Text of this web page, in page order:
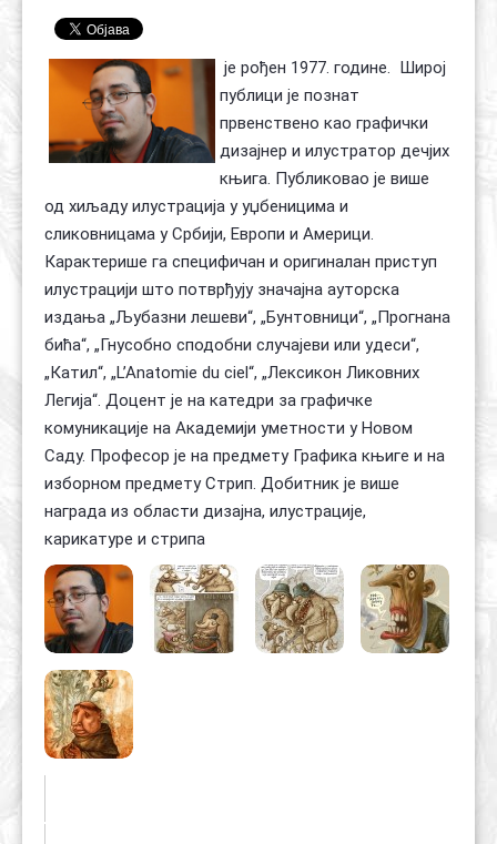
је рођен 1977. године. Широј
публици је познат
првенствено као графички
дизајнер и илустратор дечјих
књига. Публиковао је више
од хиљаду илустрација у уџбеницима и
сликовницама у Србији, Европи и Америци.
Карактерише га специфичан и оригиналан приступ
илустрацији што потврђују значајна ауторска
издања „Љубазни лешеви“, „Бунтовници“, „Прогнана
бића“, „Гнусобно сподобни случајеви или удеси“,
„Катил“, „L’Anatomie du ciel“, „Лексикон Ликовних
Легија“. Доцент је на катедри за графичке
комуникације на Академији уметности у Новом
Саду. Професор је на предмету Графика књиге и на
изборном предмету Стрип. Добитник је више
награда из области дизајна, илустрације,
карикатуре и стрипа
Органи
Хол славе
Контакт